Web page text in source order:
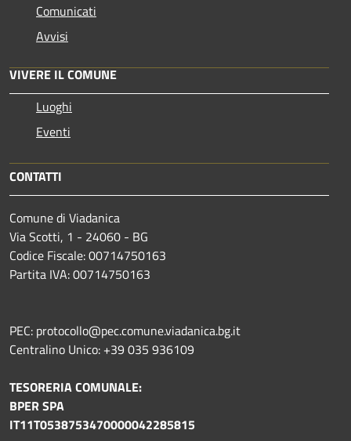
Comunicati
Avvisi
VIVERE IL COMUNE
Luoghi
Eventi
CONTATTI
Comune di Viadanica
Via Scotti, 1 - 24060 - BG
Codice Fiscale: 00714750163
Partita IVA: 00714750163
PEC: protocollo@pec.comune.viadanica.bg.it
Centralino Unico: +39 035 936109
TESORERIA COMUNALE:
BPER SPA
IT11T0538753470000042285815